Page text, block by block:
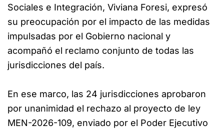
Sociales e Integración, Viviana Foresi, expresó
su preocupación por el impacto de las medidas
impulsadas por el Gobierno nacional y
acompañó el reclamo conjunto de todas las
jurisdicciones del país.
En ese marco, las 24 jurisdicciones aprobaron
por unanimidad el rechazo al proyecto de ley
MEN-2026-109, enviado por el Poder Ejecutivo